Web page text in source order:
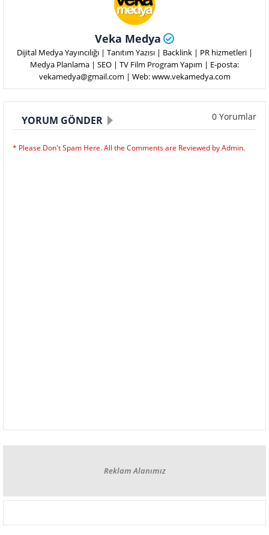
Veka Medya
Dijital Medya Yayıncılığı | Tanıtım Yazısı | Backlink | PR hizmetleri |
Medya Planlama | SEO | TV Film Program Yapım | E-posta:
vekamedya@gmail.com | Web: www.vekamedya.com
YORUM GÖNDER 0 Yorumlar
* Please Don't Spam Here. All the Comments are Reviewed by Admin.
Reklam Alanımız